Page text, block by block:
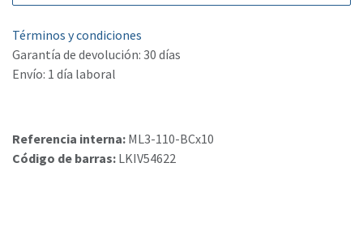
Términos y condiciones
Garantía de devolución: 30 días
Envío: 1 día laboral
Referencia interna: ML3-110-BCx10
Código de barras: LKIV54622